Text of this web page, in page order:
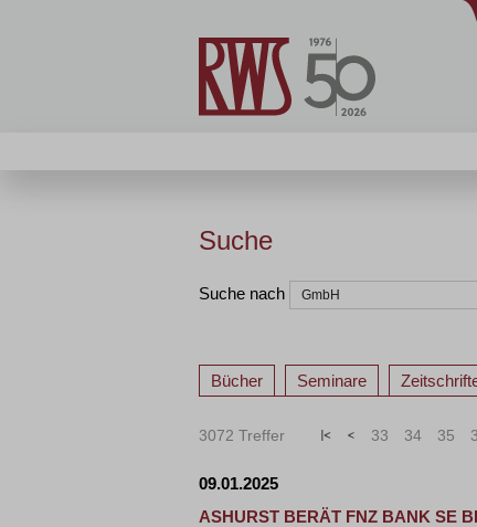
Suche
Suche nach
Bücher Seminare
3072 Treffer « < 33 34 35
09.01.2025
ASHURST BERÄT FNZ BANK SE